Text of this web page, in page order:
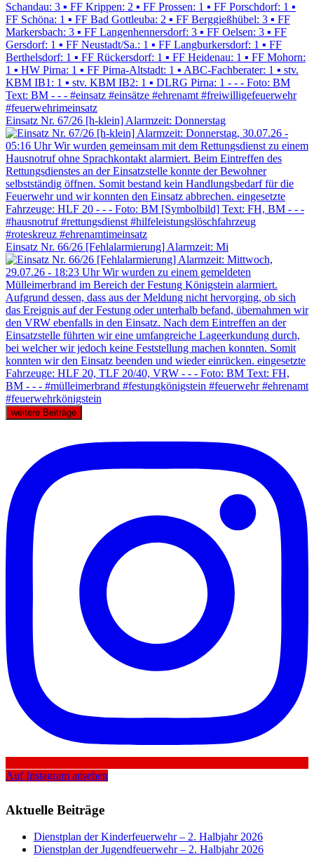
Einsatz Nr. 67/26 [h-klein] Alarmzeit: Donnerstag
Einsatz Nr. 66/26 [Fehlalarmierung] Alarmzeit: Mi
weitere Beiträge
Auf Instagram ansehen
Aktuelle Beiträge
Dienstplan der Kinderfeuerwehr – 2. Halbjahr 2026
Dienstplan der Jugendfeuerwehr – 2. Halbjahr 2026